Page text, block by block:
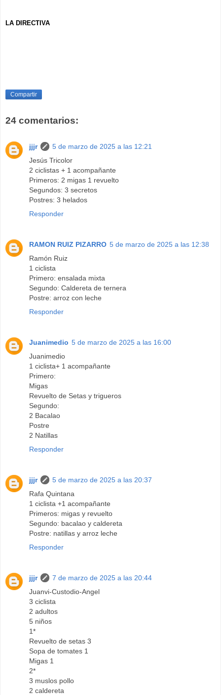
LA DIRECTIVA
Compartir
24 comentarios:
jjjr
5 de marzo de 2025 a las 12:21
Jesús Tricolor
2 ciclistas + 1 acompañante
Primeros: 2 migas 1 revuelto
Segundos: 3 secretos
Postres: 3 helados
Responder
RAMON RUIZ PIZARRO 5 de marzo de 2025 a las 12:38
Ramón Ruiz
1 ciclista
Primero: ensalada mixta
Segundo: Caldereta de ternera
Postre: arroz con leche
Responder
Juanimedio 5 de marzo de 2025 a las 16:00
Juanimedio
1 ciclista+ 1 acompañante
Primero:
Migas
Revuelto de Setas y trigueros
Segundo:
2 Bacalao
Postre
2 Natillas
Responder
jjjr
5 de marzo de 2025 a las 20:37
Rafa Quintana
1 ciclista +1 acompañante
Primeros: migas y revuelto
Segundo: bacalao y caldereta
Postre: natillas y arroz leche
Responder
jjjr
7 de marzo de 2025 a las 20:44
Juanvi-Custodio-Angel
3 ciclista
2 adultos
5 niños
1*
Revuelto de setas 3
Sopa de tomates 1
Migas 1
2*
3 muslos pollo
2 caldereta